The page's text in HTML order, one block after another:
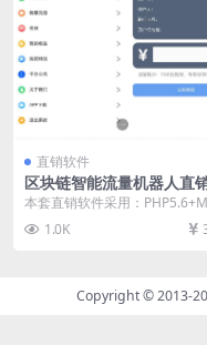
直销软件
区块链智能流量机器人直
件 直销系统 直销管理软件
本套直销软件采用：
QL开发，是一套区块链智能流
器人直销软...
1.0K
Copyright © 2013-